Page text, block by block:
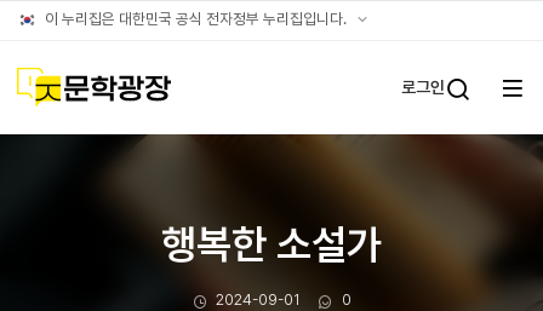
이 누리집은 대한민국 공식 전자정부 누리집입니다. 공식
문학광장 로그인
전체
열기
행복한 소설가
작성일
2024-09-01 댓글수
0